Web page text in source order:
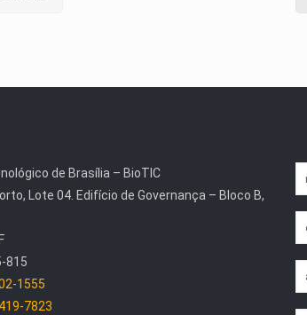
de Brasília – BioTIC
Lote 04. Edifício de Governança – Bloco B,
815
1555
7823